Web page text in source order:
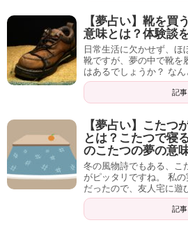
「少しでもこのサービスが広ま
という考えのもと、当サイト管
間限定で500円での夢占い個人鑑
あなたが見た夢の内容から、以下
す。
①現状（客観的なもの、無意識
っている状態）
【夢占い】靴を買
意味とは？体験談
日常生活に欠かせず、ほ
靴ですが、夢の中で靴を
はあるでしょうか？ な
記
【夢占い】こたつ
とは？こたつで寝
のこたつの夢の意
冬の風物詩でもある、こ
がピッタリですね。 私
だったので、友人宅に遊
記